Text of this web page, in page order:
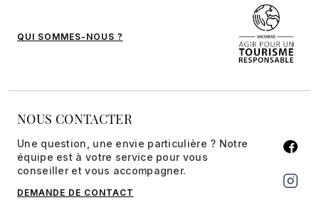
QUI SOMMES-NOUS ?
NOUS CONTACTER
Une question, une envie particulière ? Notre
équipe est à votre service pour vous
conseiller et vous accompagner.
DEMANDE DE CONTACT